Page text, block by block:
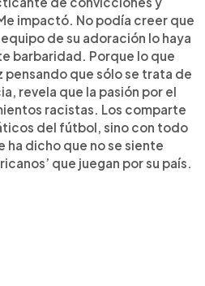
impactó. No podía creer que
de su adoración lo haya
barbaridad. Porque lo que
pensando que sólo se trata de
revela que la pasión por el
racistas. Los comparte
del fútbol, sino con todo
ha dicho que no se siente
que juegan por su país.